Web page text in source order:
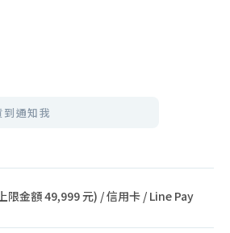
到通知我
限金額 49,999 元) / 信用卡 / Line Pay